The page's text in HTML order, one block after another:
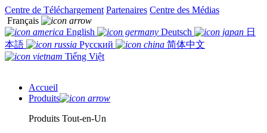
Centre de Téléchargement Partenaires Centre des Médias
Français
English
Deutsch
日
本語
Русский
简体中文
Tiếng Việt
Accueil
Produits
Produits Tout-en-Un